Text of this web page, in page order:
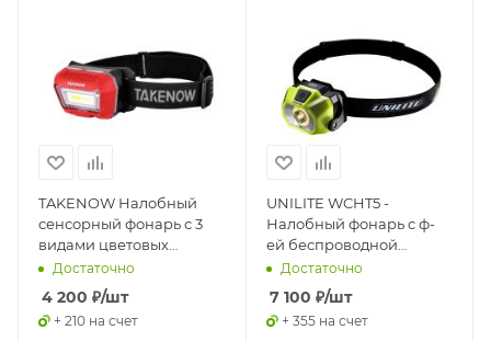
TAKENOW Налобный
сенсорный фонарь с 3
видами цветовых
температур
Rechargeable Headlight
Достаточно
4 200 ₽/шт
+ 210 на счет
UNILITE WCHT5 -
Налобный фонарь с ф-
ей беспроводной
зарядки 550 Lm, 1500
mAh, IP65
Достаточно
7 100 ₽/шт
+ 355 на счет